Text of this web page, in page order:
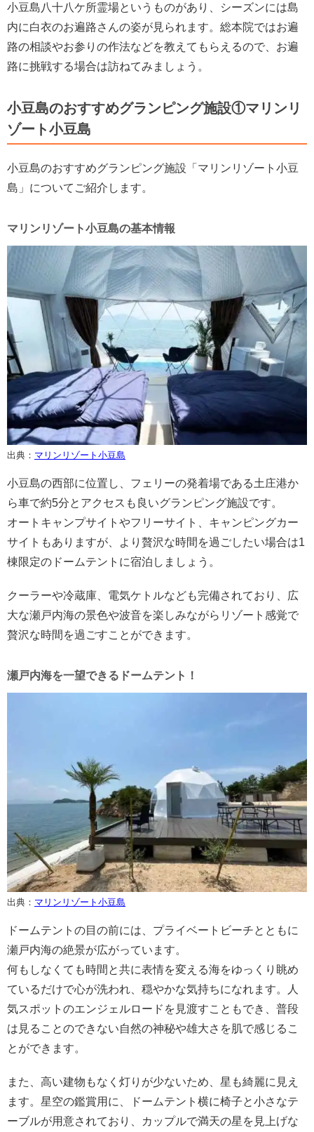
小豆島八十八ケ所霊場というものがあり、シーズンには島
内に白衣のお遍路さんの姿が見られます。総本院ではお遍
路の相談やお参りの作法などを教えてもらえるので、お遍
路に挑戦する場合は訪ねてみましょう。
小豆島のおすすめグランピング施設①マリンリ
ゾート小豆島
小豆島のおすすめグランピング施設「マリンリゾート小豆
島」についてご紹介します。
マリンリゾート小豆島の基本情報
出典： マリンリゾート小豆島
小豆島の西部に位置し、フェリーの発着場である土庄港か
ら車で約5分とアクセスも良いグランピング施設です。
オートキャンプサイトやフリーサイト、キャンピングカー
サイトもありますが、より贅沢な時間を過ごしたい場合は1
棟限定のドームテントに宿泊しましょう。
クーラーや冷蔵庫、電気ケトルなども完備されており、広
大な瀬戸内海の景色や波音を楽しみながらリゾート感覚で
贅沢な時間を過ごすことができます。
瀬戸内海を一望できるドームテント！
出典： マリンリゾート小豆島
ドームテントの目の前には、プライベートビーチとともに
瀬戸内海の絶景が広がっています。
何もしなくても時間と共に表情を変える海をゆっくり眺め
ているだけで心が洗われ、穏やかな気持ちになれます。人
気スポットのエンジェルロードを見渡すこともでき、普段
は見ることのできない自然の神秘や雄大さを肌で感じるこ
とができます。
また、高い建物もなく灯りが少ないため、星も綺麗に見え
ます。星空の鑑賞用に、ドームテント横に椅子と小さなテ
ーブルが用意されており、カップルで満天の星を見上げな